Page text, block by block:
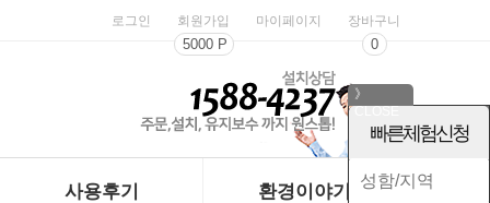
로그인 회원가입
5000 P
마이페이지 장바구니
0
사용후기 환경이야기
》
빠른체험신청